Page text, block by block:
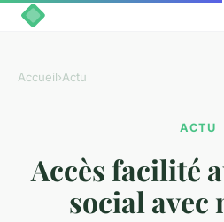
Accueil›Actu
ACTU
Accès facilité
social avec